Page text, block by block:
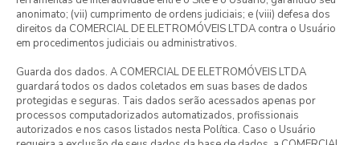
anonimato; (vii) cumprimento de ordens judiciais; e (viii) defesa dos
direitos da COMERCIAL DE ELETROMÓVEIS LTDA contra o Usuário
em procedimentos judiciais ou administrativos.
Guarda dos dados. A COMERCIAL DE ELETROMÓVEIS LTDA
guardará todos os dados coletados em suas bases de dados
protegidas e seguras. Tais dados serão acessados apenas por
processos computadorizados automatizados, profissionais
autorizados e nos casos listados nesta Política. Caso o Usuário